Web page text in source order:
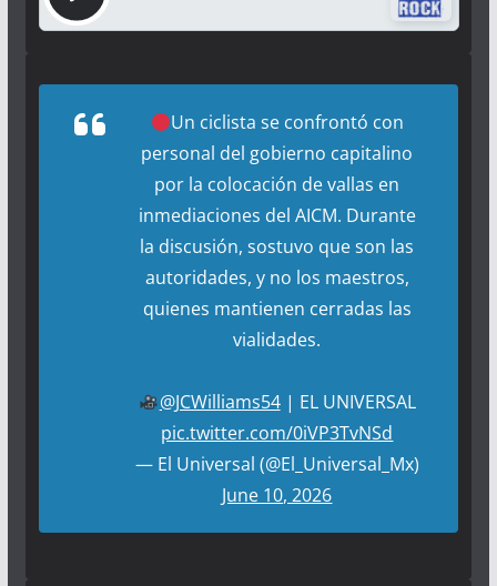
Un ciclista se confrontó con
personal del gobierno capitalino
por la colocación de vallas en
inmediaciones del AICM. Durante
la discusión, sostuvo que son las
autoridades, y no los maestros,
quienes mantienen cerradas las
vialidades.
@JCWilliams54| EL UNIVERSAL
pic.twitter.com/0iVP3TvNSd
— El Universal (@El_Universal_Mx)
June 10, 2026